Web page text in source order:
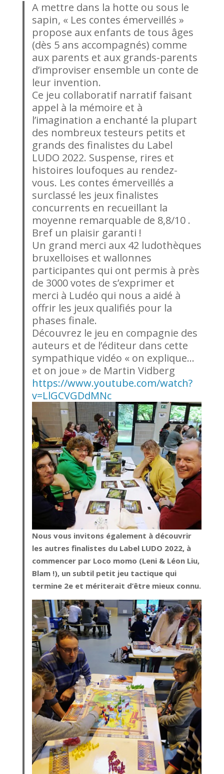
A mettre dans la hotte ou sous le
sapin, « Les contes émerveillés »
propose aux enfants de tous âges
(dès 5 ans accompagnés) comme
aux parents et aux grands-parents
d’improviser ensemble un conte de
leur invention.
Ce jeu collaboratif narratif faisant
appel à la mémoire et à
l’imagination a enchanté la plupart
des nombreux testeurs petits et
grands des finalistes du Label
LUDO 2022. Suspense, rires et
histoires loufoques au rendez-
vous. Les contes émerveillés a
surclassé les jeux finalistes
concurrents en recueillant la
moyenne remarquable de 8,8/10 .
Bref un plaisir garanti !
Un grand merci aux 42 ludothèques
bruxelloises et wallonnes
participantes qui ont permis à près
de 3000 votes de s’exprimer et
merci à Ludéo qui nous a aidé à
offrir les jeux qualifiés pour la
phases finale.
Découvrez le jeu en compagnie des
auteurs et de l’éditeur dans cette
sympathique vidéo « on explique…
et on joue » de Martin Vidberg
https://www.youtube.com/watch?
v=LlGCVGDdMNc
Nous vous invitons également à découvrir
les autres finalistes du Label LUDO 2022, à
commencer par Loco momo (Leni & Léon Liu,
Blam !), un subtil petit jeu tactique qui
termine 2e et mériterait d’être mieux connu.